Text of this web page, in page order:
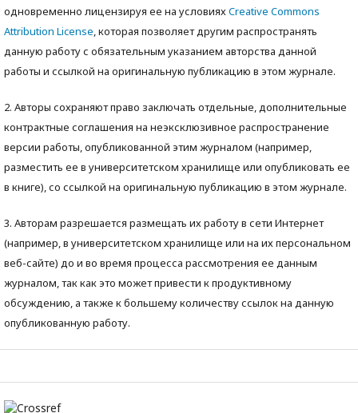
одновременно лицензируя ее на условияхCreative Commons
Attribution License, которая позволяет другим распространять
данную работу с обязательным указанием авторства данной
работы и ссылкой на оригинальную публикацию в этом журнале.
2. Авторы сохраняют право заключать отдельные, дополнительные
контрактные соглашения на неэксклюзивное распространение
версии работы, опубликованной этим журналом (например,
разместить ее в университетском хранилище или опубликовать ее
в книге), со ссылкой на оригинальную публикацию в этом журнале.
3. Авторам разрешается размещать их работу в сети Интернет
(например, в университетском хранилище или на их персональном
веб-сайте) до и во время процесса рассмотрения ее данным
журналом, так как это может привести к продуктивному
обсуждению, а также к большему количеству ссылок на данную
опубликованную работу.